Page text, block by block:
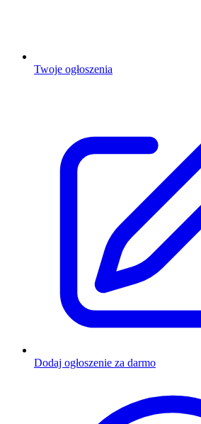
Twoje ogłoszenia
Dodaj ogłoszenie za darmo